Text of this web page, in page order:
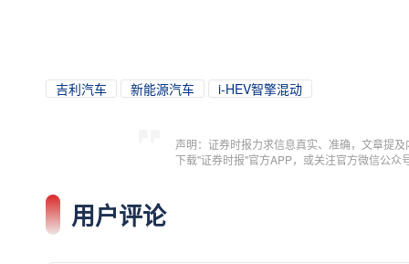
吉利汽车 新能源汽车 i-HEV智擎混动
声明：证券时报力求信息真实、准确，文章提
下载"证券时报"官方APP，或关注官方微信公
用户评论